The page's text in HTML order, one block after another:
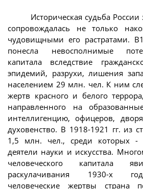
Историческая судьба России
сопровождалась не только
чудовищными его растратами.
понесла невосполнимые
капитала вследствие
эпидемий, разрухи, лишения
населением 29 млн. чел. К ним
жертв красного и белого
направленного на
интеллигенцию, офицеров,
духовенство. В 1918-1921 гг. из
1,5 млн. чел., среди которых -
деятели науки и искусства.
человеческого капитала
раскулачивания 1930-х
человеческие жертвы страна